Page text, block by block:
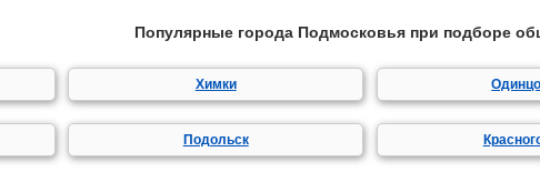
Популярные города Подмосковья при подборе
Химки
Подольск